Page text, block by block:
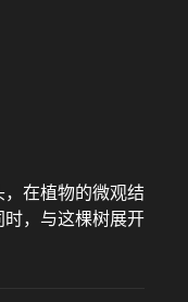
在植物的微观结
时，与这棵树展开